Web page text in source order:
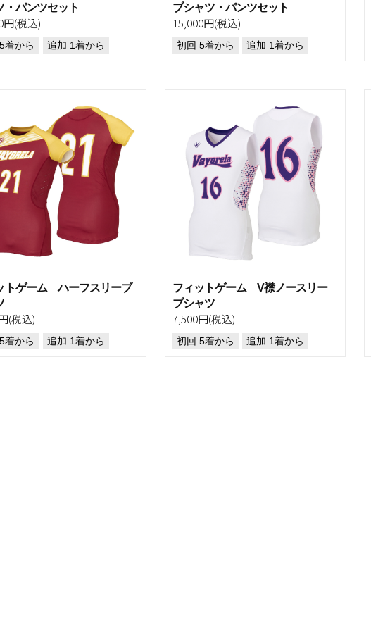
・パンツセット
円(税込)
着から 追加 1着から
ブシャツ・パンツセット
15,000円(税込)
初回 5着から 追加 1着から
トゲーム ハーフスリーブ
(税込)
着から 追加 1着から
フィットゲーム V襟ノースリー
ブシャツ
7,500円(税込)
初回 5着から 追加 1着から